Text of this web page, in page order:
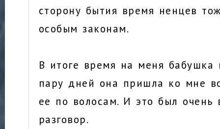
сторону бытия время ненцев
особым законам.
В итоге время на меня бабушка
пару дней она пришла ко мне
ее по волосам. И это был очень
разговор.